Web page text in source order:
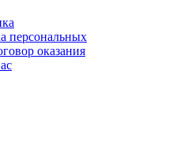
персональных
оказания